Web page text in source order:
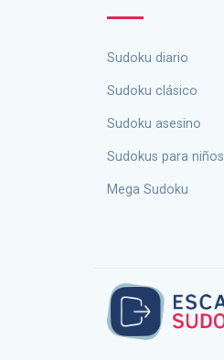
Sudoku diario
Sudoku clásico
Sudoku asesino
sudokus para niños
Mega Sudoku